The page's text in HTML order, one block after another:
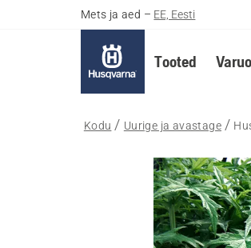
Mets ja aed – EE, Eesti
Tooted
Kodu Uurige ja avastage